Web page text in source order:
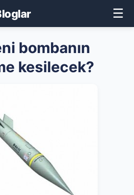
☰
bombanın
kesilecek?